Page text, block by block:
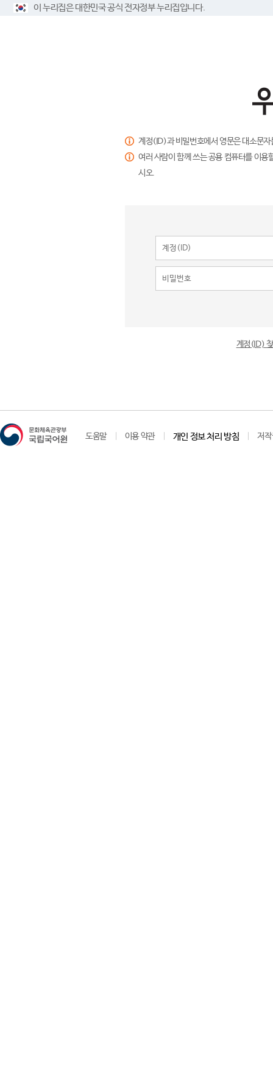
이 누리집은 대한민국 공식 전자정부 누리집입니다.
계정(ID)과 비밀번호에서 영문은 대소문
여러 사람이 함께 쓰는 공용 컴퓨터를 이
시오.
계정(ID)
도움말 이용 약관 개인 정보 처리 방침 저